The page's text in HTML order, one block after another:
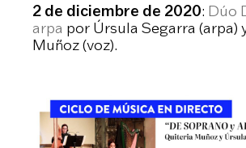
2 de diciembre de 2020: Dúo
arpa por Úrsula Segarra (arpa)
Muñoz (voz).